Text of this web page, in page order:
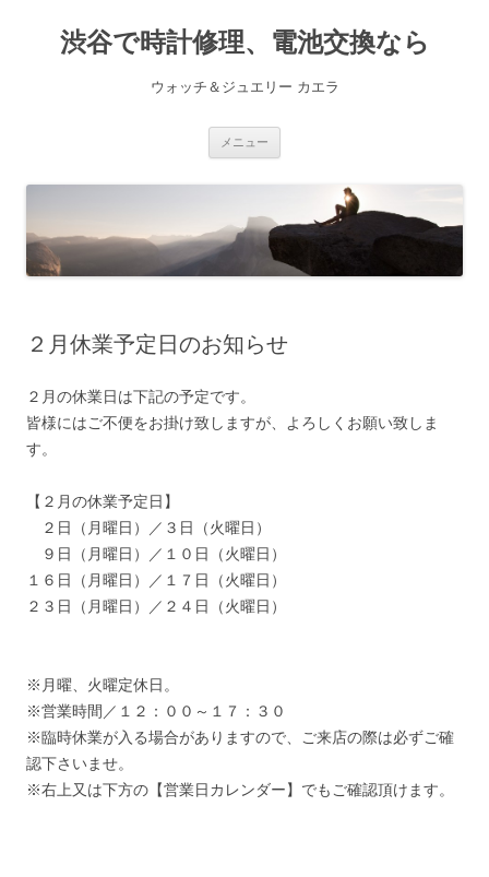
渋谷で時計修理、電池交換なら
ウォッチ＆ジュエリー カエラ
メニュー
ス
キ
プ
２月休業予定日のお知らせ
２月の休業日は下記の予定です。
皆様にはご不便をお掛け致しますが、よろしくお願い致しま
す。
【２月の休業予定日】
２日（月曜日）／３日（火曜日）
９日（月曜日）／１０日（火曜日）
１６日（月曜日）／１７日（火曜日）
２３日（月曜日）／２４日（火曜日）
※月曜、火曜定休日。
※営業時間／１２：００～１７：３０
※臨時休業が入る場合がありますので、ご来店の際は必ずご確
認下さいませ。
※右上又は下方の【営業日カレンダー】でもご確認頂けます。